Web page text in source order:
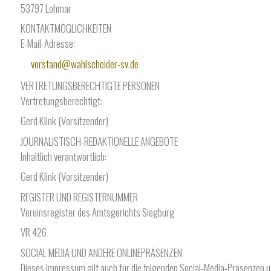
53797 Lohmar
KONTAKTMÖGLICHKEITEN
E-Mail-Adresse:
vorstand@wahlscheider-sv.de
VERTRETUNGSBERECHTIGTE PERSONEN
Vertretungsberechtigt:
Gerd Klink (Vorsitzender)
JOURNALISTISCH-REDAKTIONELLE ANGEBOTE
Inhaltlich verantwortlich:
Gerd Klink (Vorsitzender)
REGISTER UND REGISTERNUMMER
Vereinsregister des Amtsgerichts Siegburg
VR 426
SOCIAL MEDIA UND ANDERE ONLINEPRÄSENZEN
Dieses Impressum gilt auch für die folgenden Social-Media-Präsenzen